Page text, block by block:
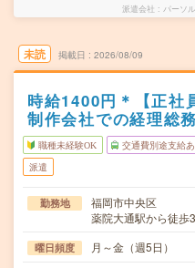
派遣会社 パーソ
未読 掲載日 2026/08/09
時給1400円＊【正社
制作会社での経理総務
職種未経験OK 交通費別途支給あ
派遣
勤務地
福岡市中央区
薬院大通駅から徒歩
曜日頻度 月～金（週5日）